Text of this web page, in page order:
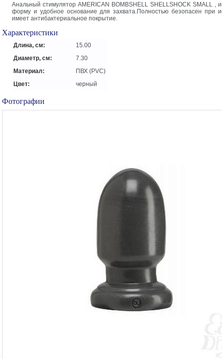
Анальный стимулятор AMERICAN BOMBSHELL SHELLSHOCK SMALL ,
форму и удобное основание для захвата.Полностью безопасен при
имеет антибактериальное покрытие.
Характеристики
Длина, см:
15.00
Диаметр, см:
7.30
Материал:
ПВХ (PVC)
Цвет:
черный
Фотографии